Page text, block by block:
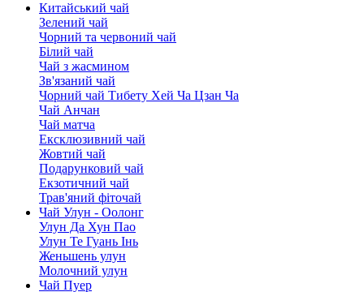
Китайський чай
Зелений чай
Чорний та червоний чай
Білий чай
Чай з жасмином
Зв'язаний чай
Чорний чай Тибету Хей Ча Цзан Ча
Чай Анчан
Чай матча
Ексклюзивний чай
Жовтий чай
Подарунковий чай
Екзотичний чай
Трав'яний фіточай
Чай Улун - Оолонг
Улун Да Хун Пао
Улун Те Гуань Інь
Женьшень улун
Молочний улун
Чай Пуер